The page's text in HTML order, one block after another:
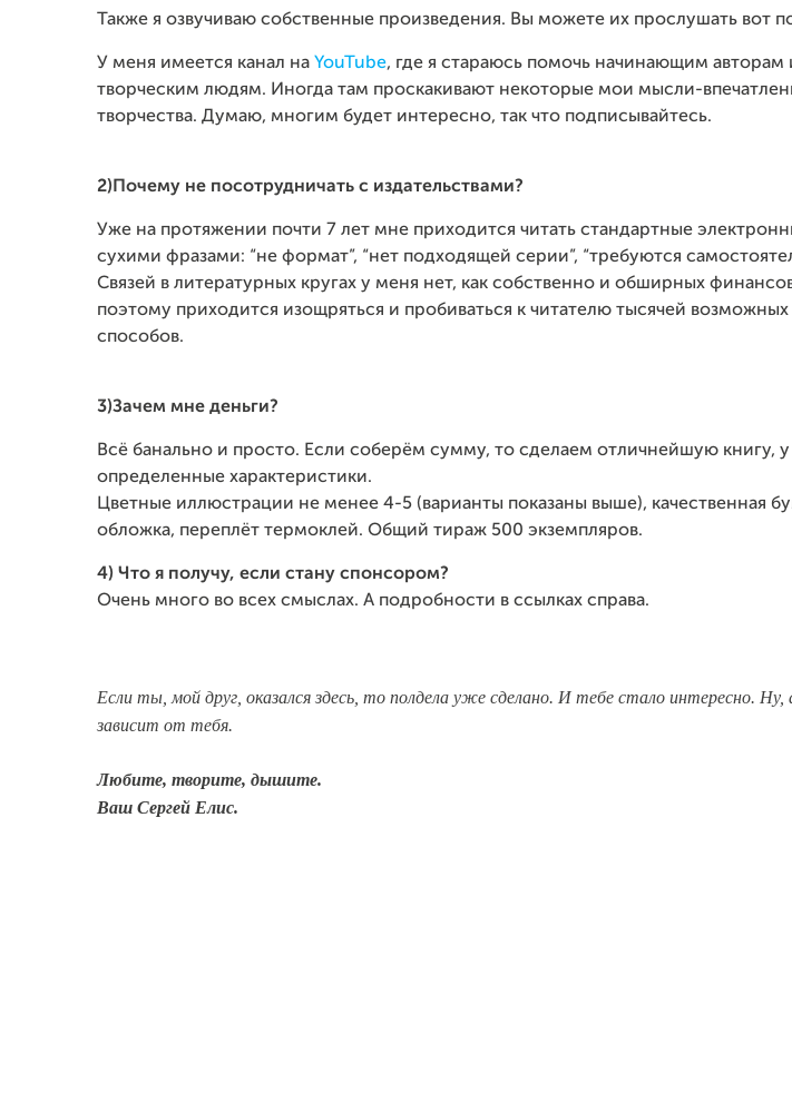
Также я озвучиваю собственные произведения. Вы можете их прослушать вот
У меня имеется канал на YouTube, где я стараюсь помочь начинающим авторам
творческим людям. Иногда там проскакивают некоторые мои мысли-
творчества. Думаю, многим будет интересно, так что подписывайтесь.
2)Почему не посотрудничать с издательствами?
Уже на протяжении почти 7 лет мне приходится читать стандартные
сухими фразами: “не формат”, “нет подходящей серии”, “требуются
Связей в литературных кругах у меня нет, как собственно и обширных
поэтому приходится изощряться и пробиваться к читателю тысячей
способов.
3)Зачем мне деньги?
Всё банально и просто. Если соберём сумму, то сделаем отличнейшую книгу,
определенные характеристики.
Цветные иллюстрации не менее 4-5 (варианты показаны выше), качественная
обложка, переплёт термоклей. Общий тираж 500 экземпляров.
4) Что я получу, если стану спонсором?
Очень много во всех смыслах. А подробности в ссылках справа.
Если ты, мой друг, оказался здесь, то полдела уже сделано. И тебе стало интересно. Ну,
зависит от тебя.
Любите, творите, дышите.
Ваш Сергей Елис.